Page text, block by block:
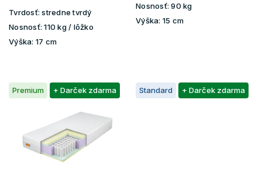
Tvrdosť: stredne tvrdý
Nosnosť:110 kg / lôžko
Výška: 17 cm
Nosnosť: 90 kg
Výška: 15 cm
Premium + Darček zdarma Standard + Darček zdarma